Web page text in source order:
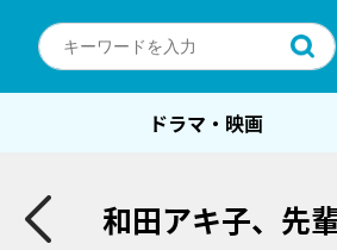
ドラマ・映画
和田アキ子、先